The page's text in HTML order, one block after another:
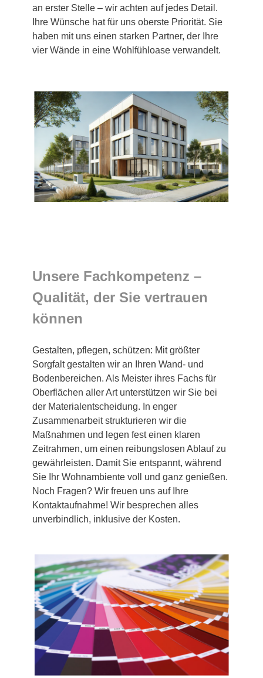
an erster Stelle – wir achten auf jedes Detail.
Ihre Wünsche hat für uns oberste Priorität. Sie
haben mit uns einen starken Partner, der Ihre
vier Wände in eine Wohlfühloase verwandelt.
Unsere Fachkompetenz –
Qualität, der Sie vertrauen
können
Gestalten, pflegen, schützen: Mit größter
Sorgfalt gestalten wir an Ihren Wand- und
Bodenbereichen. Als Meister ihres Fachs für
Oberflächen aller Art unterstützen wir Sie bei
der Materialentscheidung. In enger
Zusammenarbeit strukturieren wir die
Maßnahmen und legen fest einen klaren
Zeitrahmen, um einen reibungslosen Ablauf zu
gewährleisten. Damit Sie entspannt, während
Sie Ihr Wohnambiente voll und ganz genießen.
Noch Fragen? Wir freuen uns auf Ihre
Kontaktaufnahme! Wir besprechen alles
unverbindlich, inklusive der Kosten.